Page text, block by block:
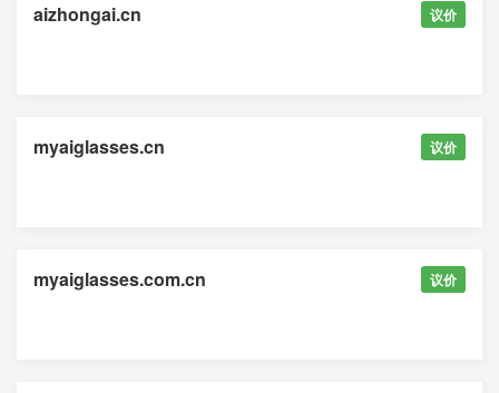
aizhongai.cn 议价
myaiglasses.cn 议价
myaiglasses.com.cn 议价